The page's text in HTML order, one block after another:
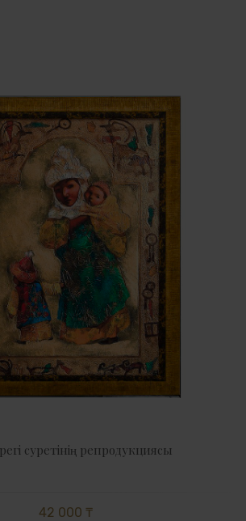
суретінің репродукциясы
42 000 ₸